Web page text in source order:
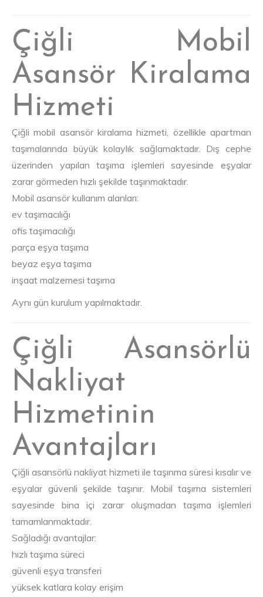
Çiğli Mobil
Asansör Kiralama
Hizmeti
Çiğli mobil asansör kiralama hizmeti, özellikle apartman
taşımalarında büyük kolaylık sağlamaktadır. Dış cephe
üzerinden yapılan taşıma işlemleri sayesinde eşyalar
zarar görmeden hızlı şekilde taşınmaktadır.
Mobil asansör kullanım alanları:
ev taşımacılığı
ofis taşımacılığı
parça eşya taşıma
beyaz eşya taşıma
inşaat malzemesi taşıma
Aynı gün kurulum yapılmaktadır.
Çiğli Asansörlü
Nakliyat
Hizmetinin
Avantajları
Çiğli asansörlü nakliyat hizmeti ile taşınma süresi kısalır ve
eşyalar güvenli şekilde taşınır. Mobil taşıma sistemleri
sayesinde bina içi zarar oluşmadan taşıma işlemleri
tamamlanmaktadır.
Sağladığı avantajlar:
hızlı taşıma süreci
güvenli eşya transferi
yüksek katlara kolay erişim